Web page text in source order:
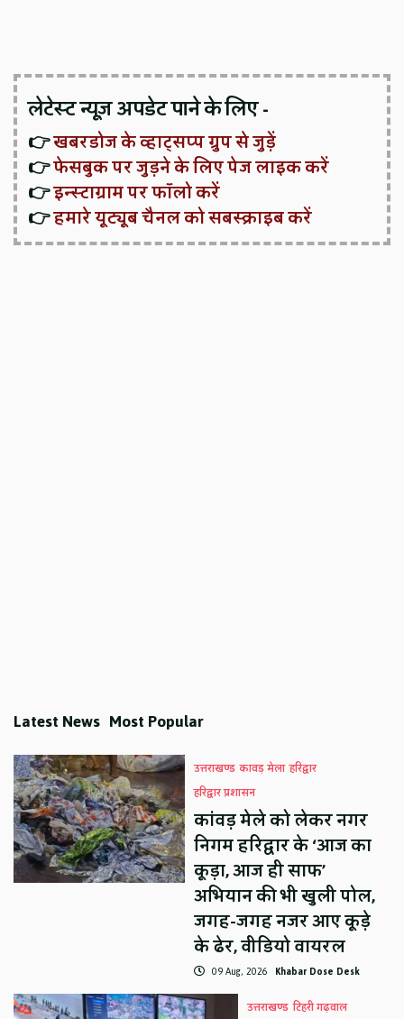
लेटेस्ट न्यूज़ अपडेट पाने के लिए -
👉खबरडोज के व्हाट्सप्प ग्रुप से जुड़ें
👉फेसबुक पर जुड़ने के लिए पेज लाइक करें
👉इन्स्टाग्राम पर फॉलो करें
👉हमारे यूट्यूब चैनल को सबस्क्राइब करें
Latest News Most Popular
उत्तराखण्ड कावड़ मेला हरिद्वार
हरिद्वार प्रशासन
कांवड़ मेले को लेकर नगर
निगम हरिद्वार के ‘आज का
कूड़ा, आज ही साफ’
अभियान की भी खुली पोल,
जगह-जगह नजर आए कूड़े
के ढेर, वीडियो वायरल
09 Aug, 2026 Khabar Dose Desk
उत्तराखण्ड टिहरी गढ़वाल